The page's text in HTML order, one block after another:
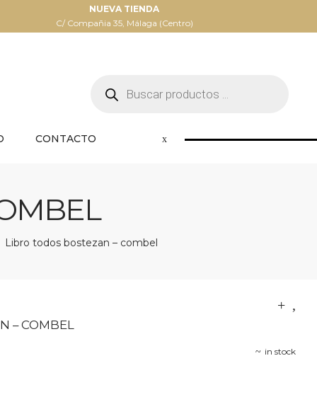
NUEVA TIENDA
C/ Compañia 35, Málaga (Centro)
productos
CONTACTO
Libro todos bostezan – combel
– COMBEL
in stock